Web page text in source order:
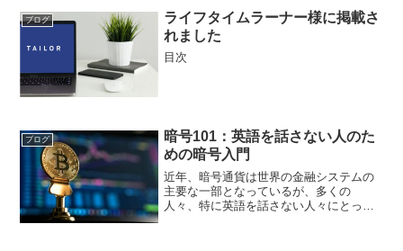
ブログ
ライフタイムラーナー様に掲載さ
れました
目次
ブログ
暗号101：英語を話さない人のた
めの暗号入門
近年、暗号通貨は世界の金融システムの
主要な一部となっているが、多くの
人々、特に英語を話さない人々にとっ